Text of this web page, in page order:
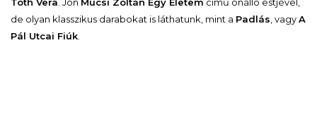
de olyan klasszikus darabokat is láthatunk, mint a Padlás , vagyA
Pál Utcai Fiúk